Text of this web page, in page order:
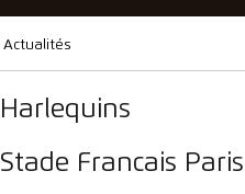
Actualités
Harlequins
Stade Francais Paris